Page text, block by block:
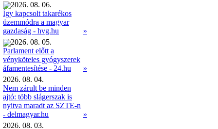
2026. 08. 06.
Így kapcsolt takarékos
üzemmódra a magyar
gazdaság - hvg.hu
»
2026. 08. 05.
Parlament előtt a
vényköteles gyógyszerek
áfamentesítése - 24.hu
»
2026. 08. 04.
Nem zárult be minden
ajtó: több slágerszak is
nyitva maradt az SZTE-n
- delmagyar.hu
»
2026. 08. 03.